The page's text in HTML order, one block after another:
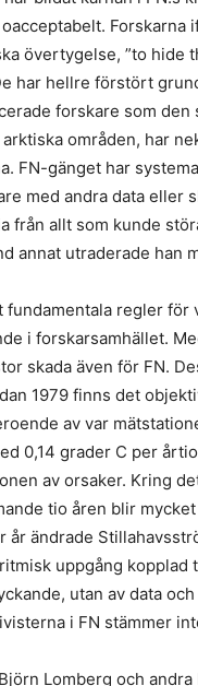
Forskarna
övertygelse, ”to
har hellre förstört
forskare som
områden, har
FN-gänget har
med andra data eller
från allt som kunde
annat utraderade han
regler
i forskarsamhället.
skada även för FN.
1979 finns det
av var
0,14 grader C per
av orsaker. Kring
tio åren blir
år ändrade
uppgång
utan av data
i FN stämmer
Lomberg och